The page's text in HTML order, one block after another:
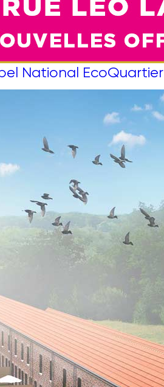
National EcoQuartier